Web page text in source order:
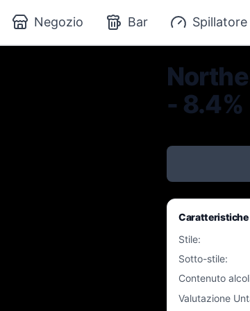
Negozio Bar Spillatore
-
Caratteristiche
Stile:
Sotto-stile:
Contenuto
Valutazione